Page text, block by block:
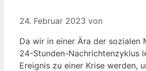
24. Februar 2023 von
Da wir in einer Ära der sozialen
24-Stunden-Nachrichtenzyklus
Ereignis zu einer Krise werden,